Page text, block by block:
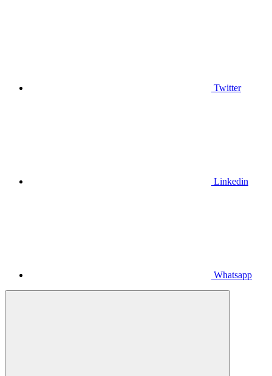
Twitter
Linkedin
Whatsapp